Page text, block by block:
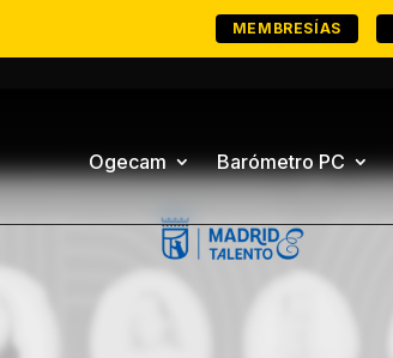
MEMBRESÍAS
Ogecam Barómetro PC